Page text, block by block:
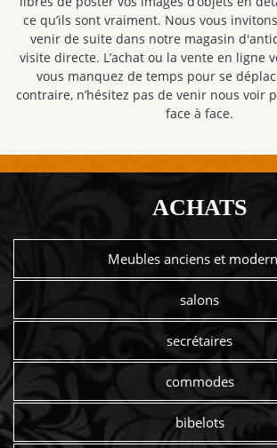
ce qu’ils sont vraiment. Nous vous
venir de suite dans notre magasin
visite directe. L’achat ou la vente en ligne
vous manquez de temps pour se
contraire, n’hésitez pas de venir nous voir
face à face.
ACHATS
Meubles anciens et
salons
secrétaires
commodes
bibelots